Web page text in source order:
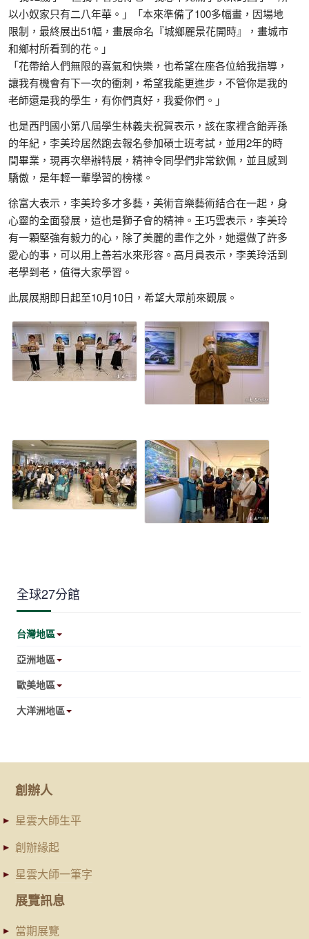
以小奴家只有二八年華。」「本來準備了100多幅畫，因場地
限制，最終展出51幅，畫展命名『城鄉麗景花開時』，畫城市
和鄉村所看到的花。」
「花帶給人們無限的喜氣和快樂，也希望在座各位給我指導，
讓我有機會有下一次的衝刺，希望我能更進步，不管你是我的
老師還是我的學生，有你們真好，我愛你們。」
也是西門國小第八屆學生林義夫祝賀表示，該在家裡含飴弄孫
的年紀，李美玲居然跑去報名參加碩士班考試，並用2年的時
間畢業，現再次舉辦特展，精神令同學們非常欽佩，並且感到
驕傲，是年輕一輩學習的榜樣。
徐富大表示，李美玲多才多藝，美術音樂藝術結合在一起，身
心靈的全面發展，這也是獅子會的精神。王巧雲表示，李美玲
有一顆堅強有毅力的心，除了美麗的畫作之外，她還做了許多
愛心的事，可以用上善若水來形容。高月員表示，李美玲活到
老學到老，值得大家學習。
此展展期即日起至10月10日，希望大眾前來觀展。
全球27分館
台灣地區
亞洲地區
歐美地區
大洋洲地區
創辦人
星雲大師生平
創辦緣起
星雲大師一筆字
展覽訊息
當期展覽